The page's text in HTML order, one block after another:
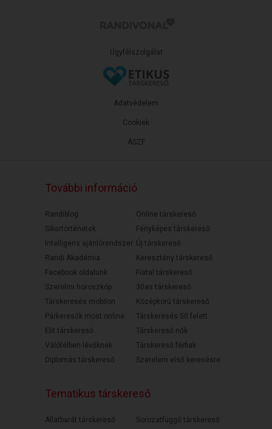
Ügyfélszolgálat
ÁSZF
Adatvédelem
Cookiek
További információ
Randiblog
Sikertörténetek
Intelligens ajánlórendszer
Randi Akadémia
Facebook oldalunk
Szerelmi horoszkóp
Társkeresés mobilon
Párkeresők most online
Elit társkereső
Válófélben lévőknek
Diplomás társkereső
Online társkereső
Fényképes társkereső
Új társkereső
Keresztény társkereső
Fiatal társkereső
30as társkereső
Középkorú társkereső
Társkeresés 50 felett
Társkereső nők
Társkereső férfiak
Szerelem első keresésre
Tematikus társkereső
Állatbarát társkereső
Sorozatfüggő társkereső